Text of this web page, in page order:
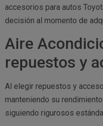
accesorios para autos
decisión al momento de
Aire
repuestos y
Al elegir repuestos y
manteniendo su
siguiendo rigurosos